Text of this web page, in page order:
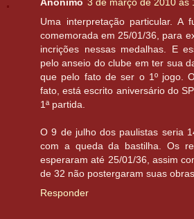
Uma interpretação particular. A
comemorada em 25/01/36, para
incrições nessas medalhas. E
pelo anseio do clube em ter sua
que pelo fato de ser o 1º jogo.
fato, está escrito aniversário do
1ª partida.
O 9 de julho dos paulistas seria
com a queda da bastilha. Os
esperaram até 25/01/36, assim
de 32 não postergaram suas obras.
Responder